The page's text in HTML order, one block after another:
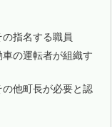
指名する職員
の運転者が組織す
他町長が必要と認